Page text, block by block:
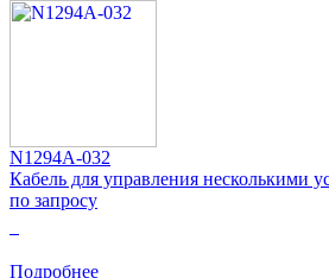
N1294A-032
Кабель для управления несколькими
по запросу
Подробнее